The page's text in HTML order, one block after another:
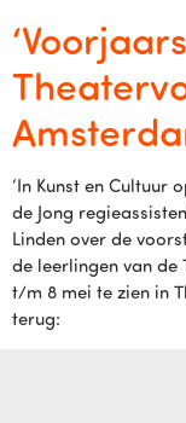
‘In Kunst en Cultuur
de Jong
Linden over de
de leerlingen van de
t/m 8 mei te zien in
terug: